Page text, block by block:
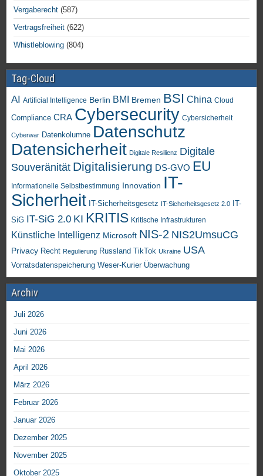
Vergaberecht (587)
Vertragsfreiheit (622)
Whistleblowing (804)
Tag-Cloud
AI Artificial Intelligence Berlin BMI Bremen BSI China Cloud
Compliance CRA Cybersecurity Cybersicherheit
Cyberwar Datenkolumne Datenschutz
Datensicherheit Digitale Resilienz Digitale
Souveränität Digitalisierung DS-GVO EU
Informationelle Selbstbestimmung Innovation IT-
Sicherheit IT-Sicherheitsgesetz IT-Sicherheitsgesetz 2.0
IT-
SiG IT-SiG 2.0 KI KRITIS Kritische Infrastrukturen
Künstliche Intelligenz Microsoft NIS-2 NIS2UmsuCG
Privacy Recht Regulierung Russland TikTok Ukraine USA
Vorratsdatenspeicherung Weser-Kurier Überwachung
Archiv
Juli 2026
Juni 2026
Mai 2026
April 2026
März 2026
Februar 2026
Januar 2026
Dezember 2025
November 2025
Oktober 2025